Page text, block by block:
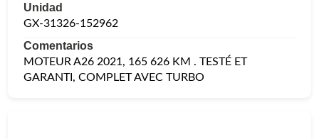
Unidad
GX-31326-152962
Comentarios
MOTEUR A26 2021, 165 626 KM . TESTÉ ET
GARANTI, COMPLET AVEC TURBO